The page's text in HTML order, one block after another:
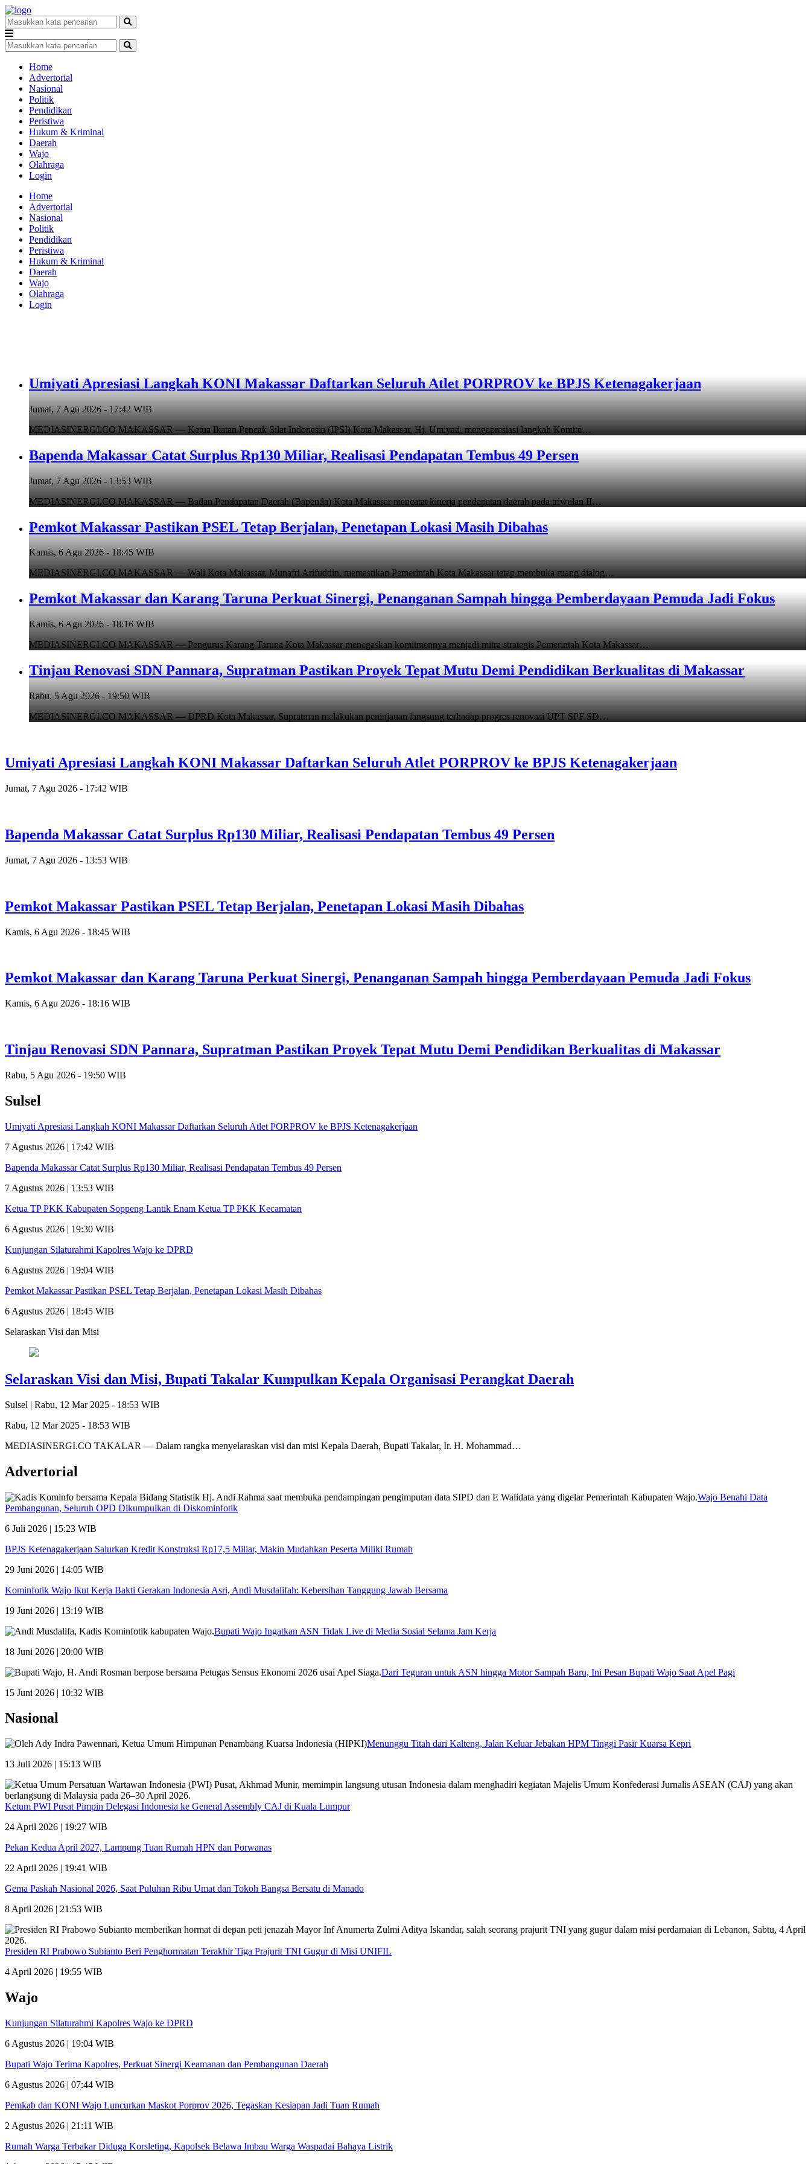
Home
Advertorial
Nasional
Politik
Pendidikan
Peristiwa
Hukum & Kriminal
Daerah
Wajo
Olahraga
Login
Home
Advertorial
Nasional
Politik
Pendidikan
Peristiwa
Hukum & Kriminal
Daerah
Wajo
Olahraga
Login
Umiyati Apresiasi Langkah KONI Makassar Daftarkan Seluruh Atlet PORPROV ke BPJS Ketenagakerjaan
Jumat, 7 Agu 2026 - 17:42 WIB
MEDIASINERGI.CO MAKASSAR — Ketua Ikatan Pencak Silat Indonesia (IPSI) Kota Makassar, Hj. Umiyati, mengapresiasi langkah Komite…
Bapenda Makassar Catat Surplus Rp130 Miliar, Realisasi Pendapatan Tembus 49 Persen
Jumat, 7 Agu 2026 - 13:53 WIB
MEDIASINERGI.CO MAKASSAR — Badan Pendapatan Daerah (Bapenda) Kota Makassar mencatat kinerja pendapatan daerah pada triwulan II…
Pemkot Makassar Pastikan PSEL Tetap Berjalan, Penetapan Lokasi Masih Dibahas
Kamis, 6 Agu 2026 - 18:45 WIB
MEDIASINERGI.CO MAKASSAR — Wali Kota Makassar, Munafri Arifuddin, memastikan Pemerintah Kota Makassar tetap membuka ruang dialog…
Pemkot Makassar dan Karang Taruna Perkuat Sinergi, Penanganan Sampah hingga Pemberdayaan Pemuda Jadi Fokus
Kamis, 6 Agu 2026 - 18:16 WIB
MEDIASINERGI.CO MAKASSAR — Pengurus Karang Taruna Kota Makassar menegaskan komitmennya menjadi mitra strategis Pemerintah Kota Makassar…
Tinjau Renovasi SDN Pannara, Supratman Pastikan Proyek Tepat Mutu Demi Pendidikan Berkualitas di Makassar
Rabu, 5 Agu 2026 - 19:50 WIB
MEDIASINERGI.CO MAKASSAR — DPRD Kota Makassar, Supratman melakukan peninjauan langsung terhadap progres renovasi UPT SPF SD…
Umiyati Apresiasi Langkah KONI Makassar Daftarkan Seluruh Atlet PORPROV ke BPJS Ketenagakerjaan
Jumat, 7 Agu 2026 - 17:42 WIB
Bapenda Makassar Catat Surplus Rp130 Miliar, Realisasi Pendapatan Tembus 49 Persen
Jumat, 7 Agu 2026 - 13:53 WIB
Pemkot Makassar Pastikan PSEL Tetap Berjalan, Penetapan Lokasi Masih Dibahas
Kamis, 6 Agu 2026 - 18:45 WIB
Pemkot Makassar dan Karang Taruna Perkuat Sinergi, Penanganan Sampah hingga Pemberdayaan Pemuda Jadi Fokus
Kamis, 6 Agu 2026 - 18:16 WIB
Tinjau Renovasi SDN Pannara, Supratman Pastikan Proyek Tepat Mutu Demi Pendidikan Berkualitas di Makassar
Rabu, 5 Agu 2026 - 19:50 WIB
Sulsel
Umiyati Apresiasi Langkah KONI Makassar Daftarkan Seluruh Atlet PORPROV ke BPJS Ketenagakerjaan
7 Agustus 2026 | 17:42 WIB
Bapenda Makassar Catat Surplus Rp130 Miliar, Realisasi Pendapatan Tembus 49 Persen
7 Agustus 2026 | 13:53 WIB
Ketua TP PKK Kabupaten Soppeng Lantik Enam Ketua TP PKK Kecamatan
6 Agustus 2026 | 19:30 WIB
Kunjungan Silaturahmi Kapolres Wajo ke DPRD
6 Agustus 2026 | 19:04 WIB
Pemkot Makassar Pastikan PSEL Tetap Berjalan, Penetapan Lokasi Masih Dibahas
6 Agustus 2026 | 18:45 WIB
Selaraskan Visi dan Misi
Selaraskan Visi dan Misi, Bupati Takalar Kumpulkan Kepala Organisasi Perangkat Daerah
Sulsel | Rabu, 12 Mar 2025 - 18:53 WIB
Rabu, 12 Mar 2025 - 18:53 WIB
MEDIASINERGI.CO TAKALAR — Dalam rangka menyelaraskan visi dan misi Kepala Daerah, Bupati Takalar, Ir. H. Mohammad…
Advertorial
Wajo Benahi Data
Pembangunan, Seluruh OPD Dikumpulkan di Diskominfotik
6 Juli 2026 | 15:23 WIB
BPJS Ketenagakerjaan Salurkan Kredit Konstruksi Rp17,5 Miliar, Makin Mudahkan Peserta Miliki Rumah
29 Juni 2026 | 14:05 WIB
Kominfotik Wajo Ikut Kerja Bakti Gerakan Indonesia Asri, Andi Musdalifah: Kebersihan Tanggung Jawab Bersama
19 Juni 2026 | 13:19 WIB
Bupati Wajo Ingatkan ASN Tidak Live di Media Sosial Selama Jam Kerja
18 Juni 2026 | 20:00 WIB
Dari Teguran untuk ASN hingga Motor Sampah Baru, Ini Pesan Bupati Wajo Saat Apel Pagi
15 Juni 2026 | 10:32 WIB
Nasional
Menunggu Titah dari Kalteng, Jalan Keluar Jebakan HPM Tinggi Pasir Kuarsa Kepri
13 Juli 2026 | 15:13 WIB
Ketum PWI Pusat Pimpin Delegasi Indonesia ke General Assembly CAJ di Kuala Lumpur
24 April 2026 | 19:27 WIB
Pekan Kedua April 2027, Lampung Tuan Rumah HPN dan Porwanas
22 April 2026 | 19:41 WIB
Gema Paskah Nasional 2026, Saat Puluhan Ribu Umat dan Tokoh Bangsa Bersatu di Manado
8 April 2026 | 21:53 WIB
Presiden RI Prabowo Subianto Beri Penghormatan Terakhir Tiga Prajurit TNI Gugur di Misi UNIFIL
4 April 2026 | 19:55 WIB
Wajo
Kunjungan Silaturahmi Kapolres Wajo ke DPRD
6 Agustus 2026 | 19:04 WIB
Bupati Wajo Terima Kapolres, Perkuat Sinergi Keamanan dan Pembangunan Daerah
6 Agustus 2026 | 07:44 WIB
Pemkab dan KONI Wajo Luncurkan Maskot Porprov 2026, Tegaskan Kesiapan Jadi Tuan Rumah
2 Agustus 2026 | 21:11 WIB
Rumah Warga Terbakar Diduga Korsleting, Kapolsek Belawa Imbau Warga Waspadai Bahaya Listrik